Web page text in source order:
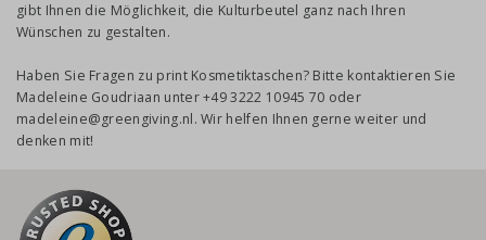
gibt Ihnen die Möglichkeit, die Kulturbeutel ganz nach Ihren
Wünschen zu gestalten.
Haben Sie Fragen zu print Kosmetiktaschen? Bitte kontaktieren Sie
Madeleine Goudriaan unter +49 3222 10945 70 oder
madeleine@greengiving.nl. Wir helfen Ihnen gerne weiter und
denken mit!